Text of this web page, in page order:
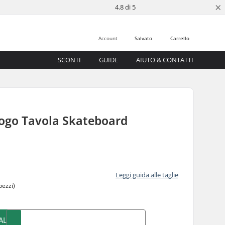
4.8 di 5 ×
Carrello
Salvato
Account
SCONTI GUIDE AIUTO & CONTATTI
Tavola Skateboard
Leggi guida alle taglie